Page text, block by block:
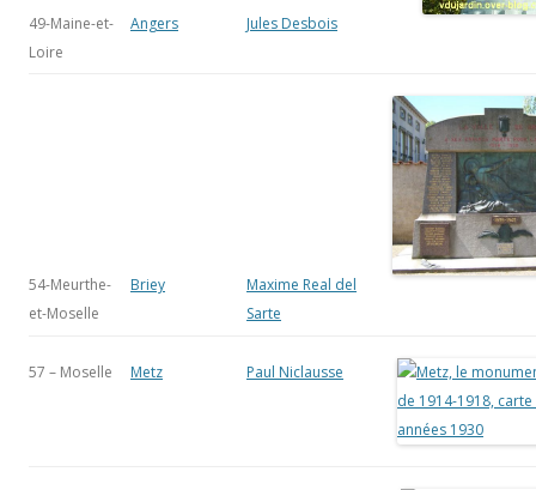
49-Maine-et-
Loire
Angers Jules Desbois
54-Meurthe-
et-Moselle
Briey
Maxime Real del
Sarte
57 – Moselle Metz Paul Niclausse